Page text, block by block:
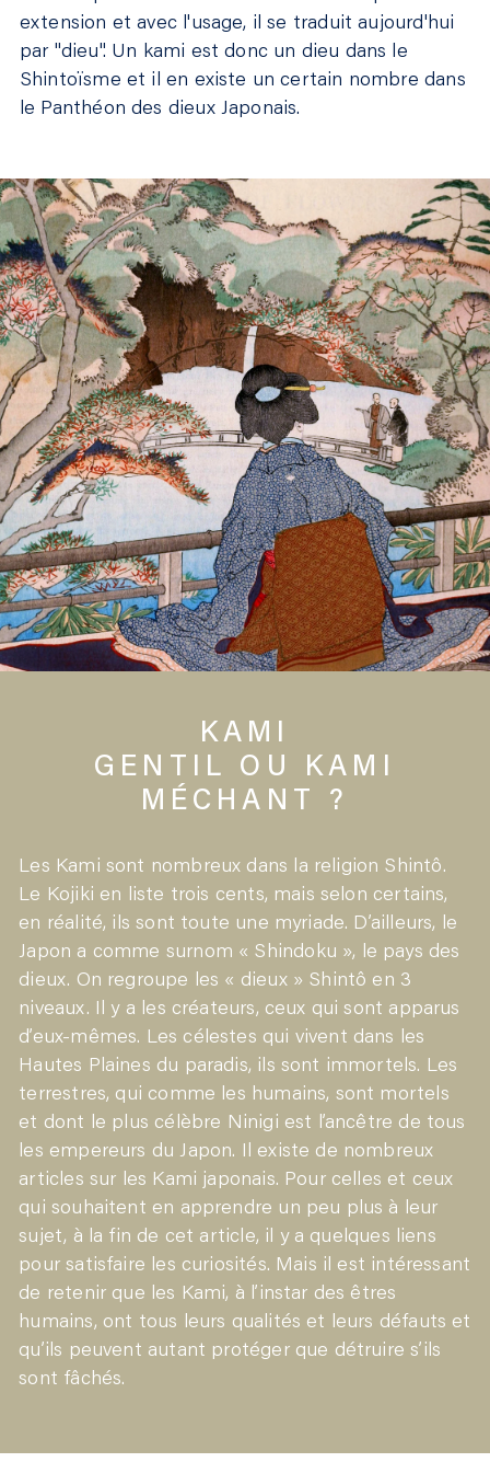
extension et avec l'usage, il se traduit aujourd'hui
par "dieu". Un kami est donc un dieu dans le
Shintoïsme et il en existe un certain nombre dans
le Panthéon des dieux Japonais.
KAMI
GENTIL OU KAMI
MÉCHANT ?
Les Kami sont nombreux dans la religion Shintô.
Le Kojiki en liste trois cents, mais selon certains,
en réalité, ils sont toute une myriade. D’ailleurs, le
Japon a comme surnom « Shindoku », le pays des
dieux. On regroupe les « dieux » Shintô en 3
niveaux. Il y a les créateurs, ceux qui sont apparus
d’eux-mêmes. Les célestes qui vivent dans les
Hautes Plaines du paradis, ils sont immortels. Les
terrestres, qui comme les humains, sont mortels
et dont le plus célèbre Ninigi est l’ancêtre de tous
les empereurs du Japon. Il existe de nombreux
articles sur les Kami japonais. Pour celles et ceux
qui souhaitent en apprendre un peu plus à leur
sujet, à la fin de cet article, il y a quelques liens
pour satisfaire les curiosités. Mais il est intéressant
de retenir que les Kami, à l’instar des êtres
humains, ont tous leurs qualités et leurs défauts et
qu’ils peuvent autant protéger que détruire s’ils
sont fâchés.